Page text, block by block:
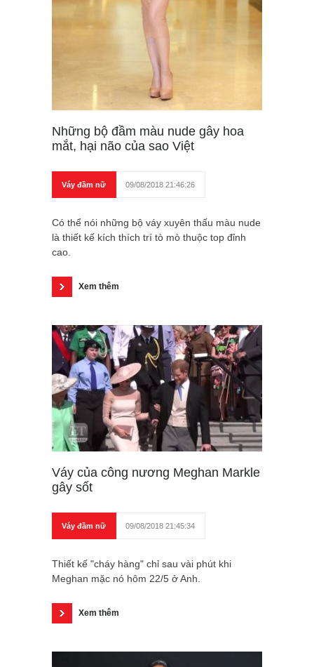
Những bộ đầm màu nude gây hoa
mắt, hại não của sao Việt
Váy đầm nữ 09/08/2018 21:46:26
Có thể nói những bộ váy xuyên thấu màu nude
là thiết kế kích thích trí tò mò thuộc top đỉnh
cao.
Xem thêm
Váy của công nương Meghan Markle
gây sốt
Váy đầm nữ 09/08/2018 21:45:34
Thiết kế "cháy hàng" chỉ sau vài phút khi
Meghan mặc nó hôm 22/5 ở Anh.
Xem thêm